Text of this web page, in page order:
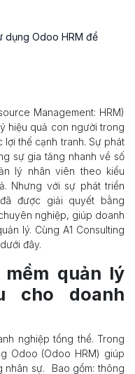
dụng Odoo HRM để
Management: HRM)
hiệu quả con người trong
thế cạnh tranh. Sự phát
sự gia tăng nhanh về số
lý nhân viên theo kiểu
Nhưng với sự phát triển
được giải quyết bằng
nghiệp, giúp doanh
lý. Cùng A1 Consulting
đây.
mềm quản lý
cho doanh
nghiệp tổng thể. Trong
Odoo (Odoo HRM) giúp
nhân sự. Bao gồm: thông